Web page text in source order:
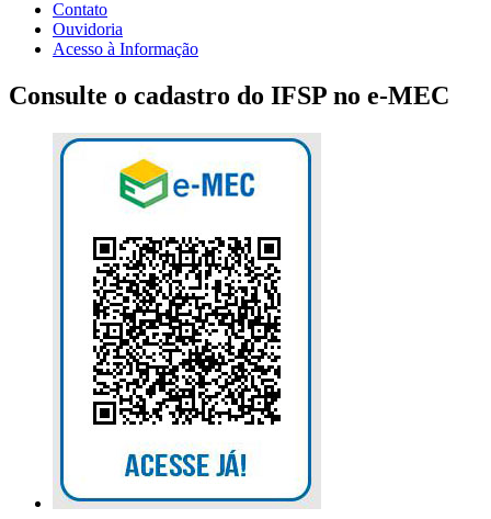
Contato
Ouvidoria
Acesso à Informação
Consulte o cadastro do IFSP no e-MEC